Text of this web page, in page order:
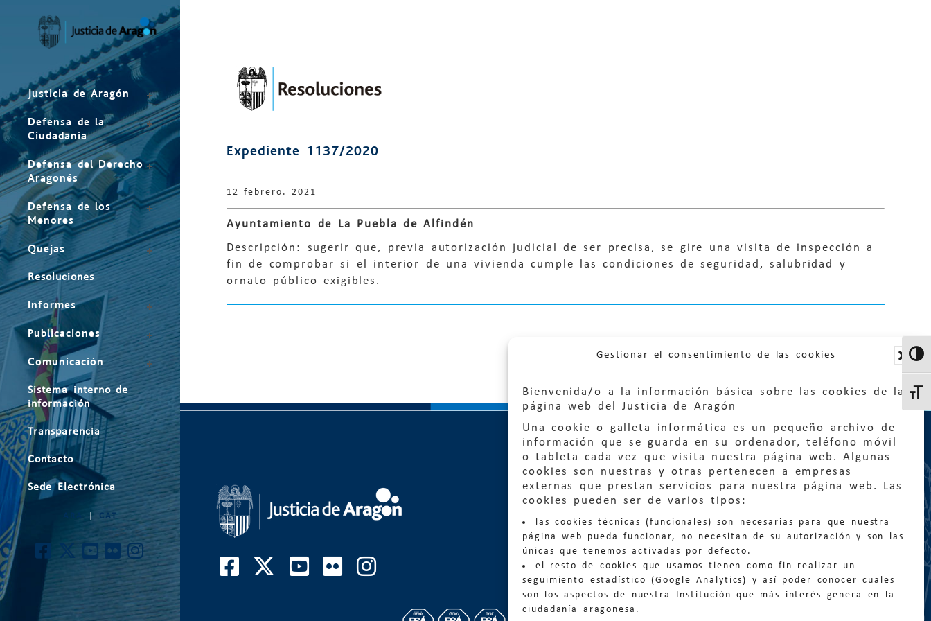
Gestionar el consentimiento de las cookies
Bienvenida/o a la información básica sobre las cookies de la
página web del Justicia de Aragón
Una cookie o galleta informática es un pequeño archivo de
información que se guarda en su ordenador, teléfono móvil
o tableta cada vez que visita nuestra página web. Algunas
cookies son nuestras y otras pertenecen a empresas
externas que prestan servicios para nuestra página web. Las
cookies pueden ser de varios tipos:
las cookies técnicas (funcionales) son necesarias para que nuestra
página web pueda funcionar, no necesitan de su autorización y son las
únicas que tenemos activadas por defecto.
el resto de cookies que usamos tienen como fin realizar un
seguimiento estadístico (Google Analytics) y así poder conocer cuales
son los aspectos de nuestra Institución que más interés genera en la
ciudadanía aragonesa.
Justicia de Aragón
Defensa de la
Ciudadanía
Defensa del Derecho
Aragonés
Defensa de los
Menores
Quejas
Resoluciones
Informes
Publicaciones
Comunicación
Sistema interno de
información
Transparencia
Contacto
Sede Electrónica
ARA | CAT
Expediente 1137/2020
12 febrero. 2021
Ayuntamiento de La Puebla de Alfindén
Descripción: sugerir que, previa autorización judicial de ser precisa, se gire una visita de inspección a
fin de comprobar si el interior de una vivienda cumple las condiciones de seguridad, salubridad y
ornato público exigibles.
Quejas:quejas@eljusticiadearagon.es
Información general:
informacion@eljusticiadearagon.es
Teléfonos: 900 210 210/ 976 399 354